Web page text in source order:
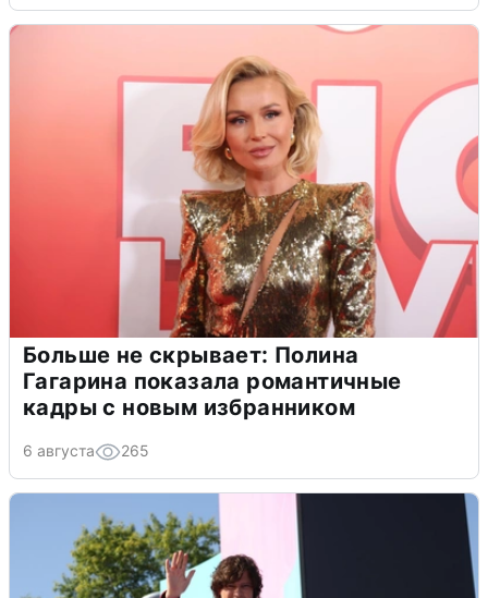
Больше не скрывает: Полина
Гагарина показала романтичные
кадры с новым избранником
6 августа 265